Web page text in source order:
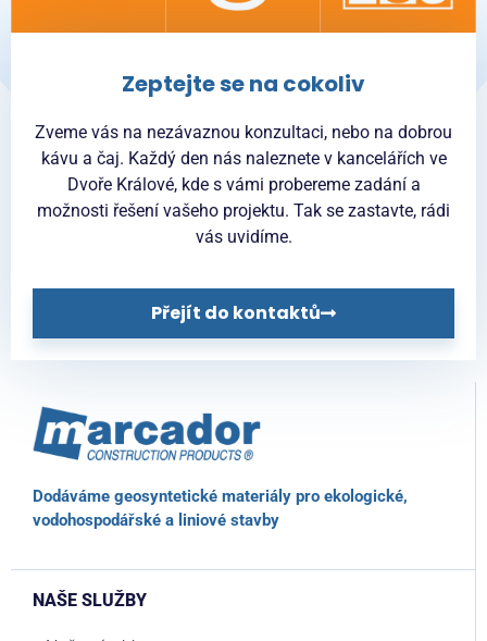
Zeptejte se na cokoliv
Zveme vás na nezávaznou konzultaci, nebo na dobrou
kávu a čaj. Každý den nás naleznete v kancelářích ve
Dvoře Králové, kde s vámi probereme zadání a
možnosti řešení vašeho projektu. Tak se zastavte, rádi
vás uvidíme.
Přejít do kontaktů
Dodáváme geosyntetické materiály pro ekologické,
vodohospodářské a liniové stavby
NAŠE SLUŽBY